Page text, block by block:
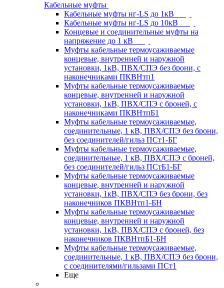
Кабельные муфты
Кабельные муфты нг-LS до 1кВ
Кабельные муфты нг-LS до 10кВ
Концевые и соединительные муфты на
напряжение до 1 кВ
Муфты кабельные термоусаживаемые
концевые, внутренней и наружной
установки, 1кВ, ПВХ/СПЭ без брони, с
наконечниками ПКВНтп1
Муфты кабельные термоусаживаемые
концевые, внутренней и наружной
установки, 1кВ, ПВХ/СПЭ с броней, с
наконечниками ПКВНтпБ1
Муфты кабельные термоусаживаемые,
соединительные, 1 кВ, ПВХ/СПЭ без брони,
без соединителей/гильз ПСт1-БГ
Муфты кабельные термоусаживаемые,
соединительные, 1 кВ, ПВХ/СПЭ с броней,
без соединителей/гильз ПСтБ1-БГ
Муфты кабельные термоусаживаемые
концевые, внутренней и наружной
установки, 1кВ, ПВХ/СПЭ без брони, без
наконечников ПКВНтп1-БН
Муфты кабельные термоусаживаемые
концевые, внутренней и наружной
установки, 1кВ, ПВХ/СПЭ с броней, без
наконечников ПКВНтпБ1-БН
Муфты кабельные термоусаживаемые,
соединительные, 1 кВ, ПВХ/СПЭ без брони,
с соединителями/гильзами ПСт1
Еще